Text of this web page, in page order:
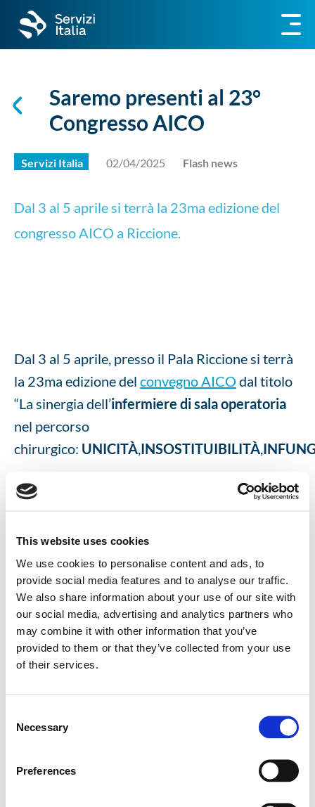
This website uses cookies
We use cookies to personalise content and ads, to
provide social media features and to analyse our traffic.
We also share information about your use of our site with
our social media, advertising and analytics partners who
may combine it with other information that you’ve
provided to them or that they’ve collected from your use
of their services.
Selection
Necessary
Preferences
Saremo presenti al 23°
Congresso AICO
Servizi Italia 02/04/2025 Flash news
Dal 3 al 5 aprile si terrà la 23ma edizione del
congresso AICO a Riccione.
Dal 3 al 5 aprile, presso il Pala Riccione si terrà
la 23ma edizione del convegno AICO dal titolo
“La sinergia dell’infermiere di sala operatoria
nel percorso
chirurgico: UNICITÀ,INSOSTITUIBILITÀ,
Si parlerà soprattutto dell’unicità
della clinica dell’infermieristica di sala
operatoria, puntando sull’infungibilità
dell’infermiere.
Trovate ilprogramma completoin versione pdf
sul sito di AICO.